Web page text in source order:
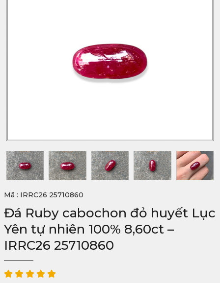
Mã : IRRC26 25710860
Đá Ruby cabochon đỏ huyết Lục
Yên tự nhiên 100% 8,60ct –
IRRC26 25710860